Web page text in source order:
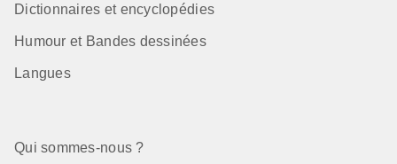
Dictionnaires et encyclopédies
Humour et Bandes dessinées
Langues
Qui sommes-nous ?